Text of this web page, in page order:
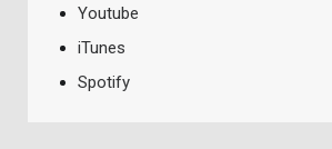
Youtube
iTunes
Spotify